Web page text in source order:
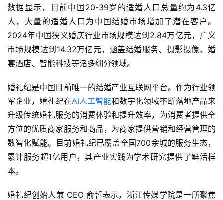
页
新
商
业
观
察
新
科
数据显示，目前中国20-39岁的适婚人口总量约为4.3亿
人，大量的适婚人口为中国结婚市场增加了潜在客户。
2024年中国狭义婚庆行业市场规模达到2.84万亿元，广义
市场规模达到14.32万亿元，涵盖结婚服务、摄影摄像、婚
宴酒店、智能科技等诸多细分领域。
婚礼纪是中国目前唯一的结婚产业互联网平台。作为行业领
军企业，婚礼纪在AI人工智能和数字化领域不断落地产品来
升级传统婚礼服务的消费体验和提升效率，为消费者提供全
方位的优质商家服务和商品，为商家提供营销和经营管理的
数智化赋能。目前婚礼纪已覆盖全国700余城的服务生态，
累计服务超1亿用户，其产业实践为学术研究提供了鲜活样
本。
婚礼纪创始人兼 CEO 俞哲表示，浙江传媒学院是一所聚焦